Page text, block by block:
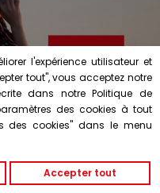
l'expérience utilisateur et
tout", vous acceptez notre
dans notre Politique de
des cookies à tout
des cookies" dans le menu
Accepter tout